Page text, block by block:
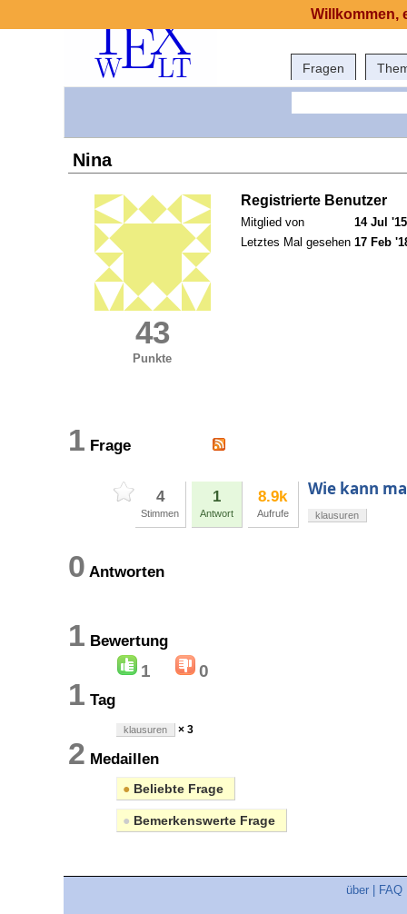
Fragen
Nina
43
Punkte
Registrierte Benutzer
Mitglied von
14 Jul
Letztes Mal gesehen 17 Feb
1 Frage
4
Stimmen
1
Antwort
8.9k
Aufrufe
Wie kann
klausuren
0 Antworten
1 Bewertung
1 0
1 Tag
klausuren × 3
2 Medaillen
● Beliebte Frage
● Bemerkenswerte Frage
über FAQ
Willkommen,